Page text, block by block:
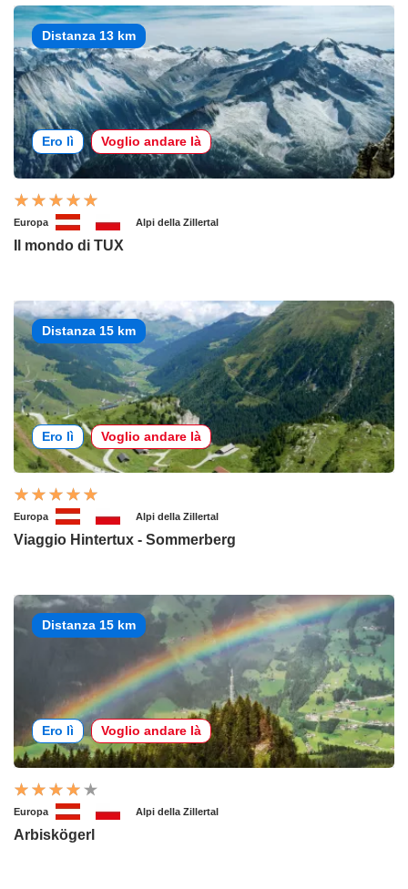
Distanza 13 km
Ero lì Voglio andare là
Europa Alpi della Zillertal
Il mondo di TUX
Distanza 15 km
Ero lì Voglio andare là
Europa Alpi della Zillertal
Viaggio Hintertux - Sommerberg
Distanza 15 km
Ero lì Voglio andare là
Europa Alpi della Zillertal
Arbiskögerl